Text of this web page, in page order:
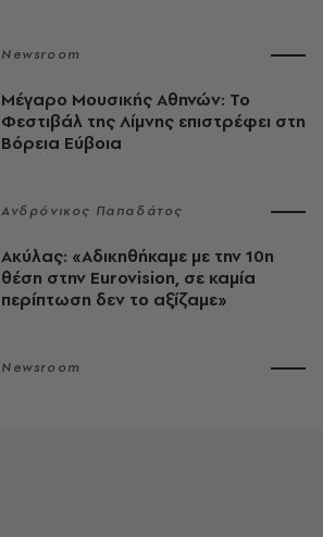
Newsroom
Μέγαρο Μουσικής Αθηνών: Το
Φεστιβάλ της Λίμνης επιστρέφει στη
Βόρεια Εύβοια
Ανδρόνικος Παπαδάτος
Ακύλας: «Αδικηθήκαμε με την 10η
θέση στην Eurovision, σε καμία
περίπτωση δεν το αξίζαμε»
Newsroom